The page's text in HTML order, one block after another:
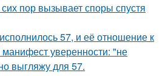
пор вызывает споры спустя
57, и её отношение к
уверенности: "не
выгляжу для 57.